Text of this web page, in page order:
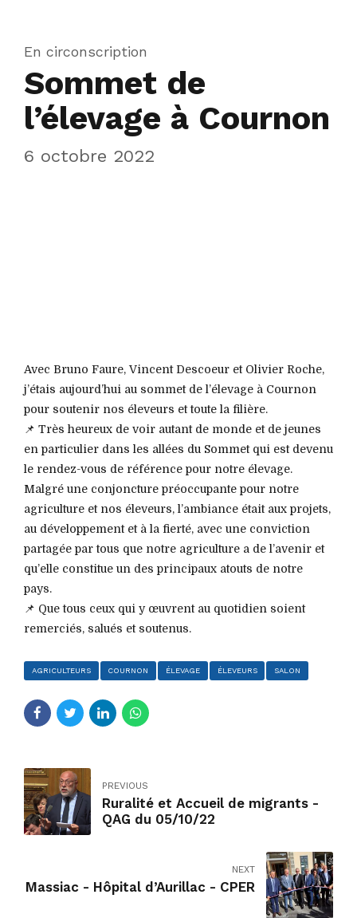
En circonscription
Sommet de
l’élevage à Cournon
6 octobre 2022
Avec Bruno Faure, Vincent Descoeur et Olivier Roche,
j’étais aujourd’hui au sommet de l’élevage à Cournon
pour soutenir nos éleveurs et toute la filière.
📌 Très heureux de voir autant de monde et de jeunes
en particulier dans les allées du Sommet qui est devenu
le rendez-vous de référence pour notre élevage.
Malgré une conjoncture préoccupante pour notre
agriculture et nos éleveurs, l’ambiance était aux projets,
au développement et à la fierté, avec une conviction
partagée par tous que notre agriculture a de l’avenir et
qu’elle constitue un des principaux atouts de notre
pays.
📌 Que tous ceux qui y œuvrent au quotidien soient
remerciés, salués et soutenus.
AGRICULTEURS COURNON ÉLEVAGE ÉLEVEURS SALON
PREVIOUS
Ruralité et Accueil de migrants -
QAG du 05/10/22
NEXT
Massiac - Hôpital d’Aurillac - CPER